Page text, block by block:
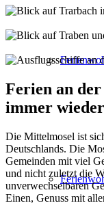
Ferien an
immer
Die Mittelmosel ist
Deutschlands. Die
Gemeinden mit viel
und nicht zuletzt die
unverwechselbaren
Einen, Genuss mit